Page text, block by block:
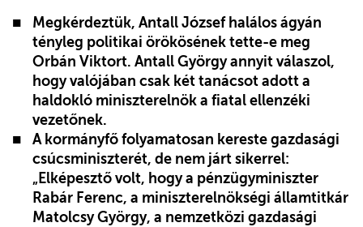
Megkérdeztük, Antall József halálos ágyán
tényleg politikai örökösének tette-e meg
Orbán Viktort. Antall György annyit válaszol,
hogy valójában csak két tanácsot adott a
haldokló miniszterelnök a fiatal ellenzéki
vezetőnek.
A kormányfő folyamatosan kereste gazdasági
csúcsminiszterét, de nem járt sikerrel:
„Elképesztő volt, hogy a pénzügyminiszter
Rabár Ferenc, a miniszterelnökségi államtitkár
Matolcsy György, a nemzetközi gazdasági